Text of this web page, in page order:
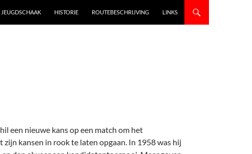
JEUGDSCHAAK HISTORIE ROUTEBESCHRIJVING LINKS
een nieuwe kans op een match om het
kansen in rook te laten opgaan. In 1958 was hij